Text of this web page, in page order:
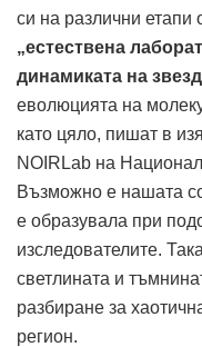
си на различни етапи
„естествена
динамиката на
еволюцията на
като цяло, пишат в
NOIRLab на
Възможно е нашата
е образувала при
изследователите.
светлината и
разбиране за
регион.